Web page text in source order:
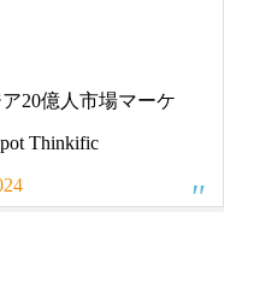
20億人市場マーケ
Thinkific